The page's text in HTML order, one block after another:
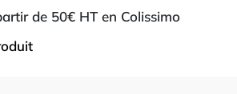
de 50€ HT en Colissimo